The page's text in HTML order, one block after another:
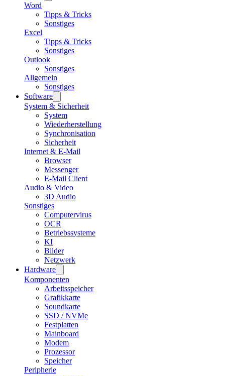
Word
Tipps & Tricks
Sonstiges
Excel
Tipps & Tricks
Sonstiges
Outlook
Sonstiges
Allgemein
Sonstiges
Software
System & Sicherheit
System
Wiederherstellung
Synchronisation
Sicherheit
Internet & E-Mail
Browser
Messenger
E-Mail Client
Audio & Video
3D Audio
Sonstiges
Computervirus
OCR
Betriebssysteme
KI
Bilder
Netzwerk
Hardware
Komponenten
Arbeitsspeicher
Grafikkarte
Soundkarte
SSD / NVMe
Festplatten
Mainboard
Modem
Prozessor
Speicher
Peripherie